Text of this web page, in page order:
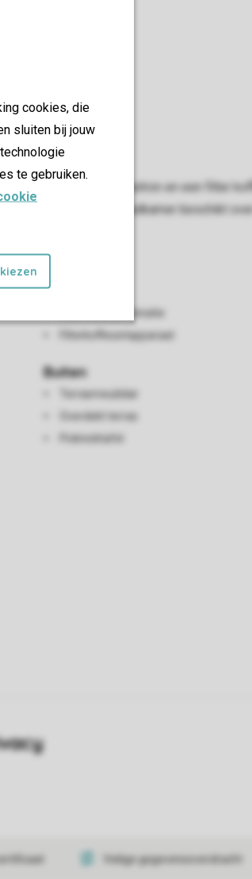
cookies, die
sluiten bij jouw
te gebruiken.
andere een magnetron en een filter
de woonkamer. De badkamer beschikt
parkeerplaats.
Koel-vriescombinatie
Filterkoffiezetapparaat
Buiten
Terrasmeubilair
Overdekt terras
Picknicktafel
Veilige gegevensoverdracht